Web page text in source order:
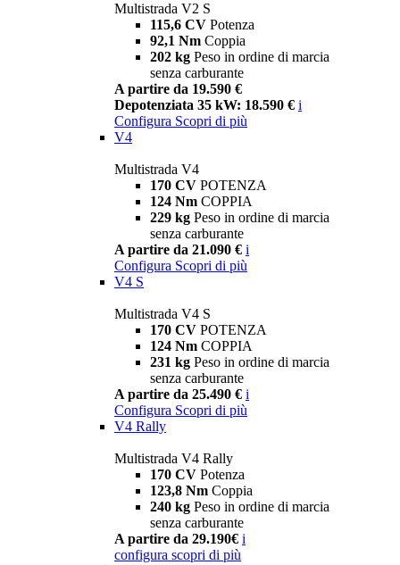
Multistrada V2 S
115,6 CV Potenza
92,1 Nm Coppia
202 kg Peso in ordine di marcia
senza carburante
A partire da 19.590 €
Depotenziata 35 kW: 18.590 € i
Configura Scopri di più
V4
Multistrada V4
170 CV POTENZA
124 Nm COPPIA
229 kg Peso in ordine di marcia
senza carburante
A partire da 21.090 € i
Configura Scopri di più
V4 S
Multistrada V4 S
170 CV POTENZA
124 Nm COPPIA
231 kg Peso in ordine di marcia
senza carburante
A partire da 25.490 € i
Configura Scopri di più
V4 Rally
Multistrada V4 Rally
170 CV Potenza
123,8 Nm Coppia
240 kg Peso in ordine di marcia
senza carburante
A partire da 29.190€ i
configura scopri di più